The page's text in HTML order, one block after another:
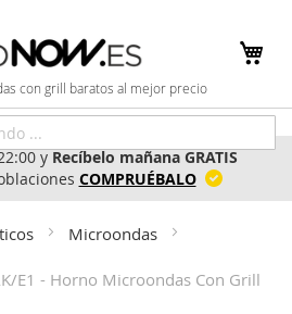
con grill baratos al mejor precio
yRecíbelo mañana GRATIS
COMPRUÉBALO
Microondas
E1 - Horno Microondas Con Grill